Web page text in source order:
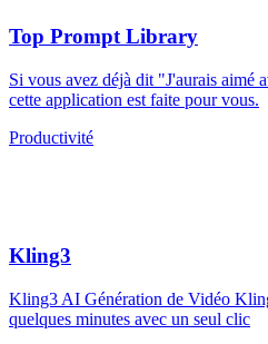
Top Prompt Library
Si vous avez déjà dit "J'aurais aimé
cette application est faite pour vous.
Productivité
Kling3
Kling3 AI Génération de Vidéo
quelques minutes avec un seul clic